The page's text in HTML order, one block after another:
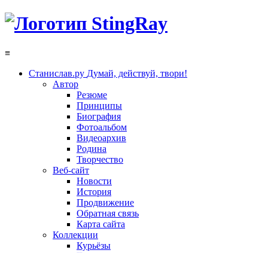
≡
Станислав.ру Думай, действуй, твори!
Автор
Резюме
Принципы
Биография
Фотоальбом
Видеоархив
Родина
Творчество
Веб-сайт
Новости
История
Продвижение
Обратная связь
Карта сайта
Коллекции
Курьёзы